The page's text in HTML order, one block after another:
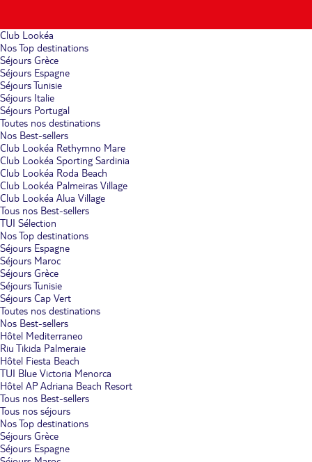
Club Lookéa
Nos Top destinations
Séjours Grèce
Séjours Espagne
Séjours Tunisie
Séjours Italie
Séjours Portugal
Toutes nos destinations
Nos Best-sellers
Club Lookéa Rethymno Mare
Club Lookéa Sporting Sardinia
Club Lookéa Roda Beach
Club Lookéa Palmeiras Village
Club Lookéa Alua Village
Tous nos Best-sellers
TUI Sélection
Nos Top destinations
Séjours Espagne
Séjours Maroc
Séjours Grèce
Séjours Tunisie
Séjours Cap Vert
Toutes nos destinations
Nos Best-sellers
Hôtel Mediterraneo
Riu Tikida Palmeraie
Hôtel Fiesta Beach
TUI Blue Victoria Menorca
Hôtel AP Adriana Beach Resort
Tous nos Best-sellers
Tous nos séjours
Nos Top destinations
Séjours Grèce
Séjours Espagne